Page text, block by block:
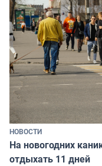
НОВОСТИ
На новогодних
отдыхать 11 дней